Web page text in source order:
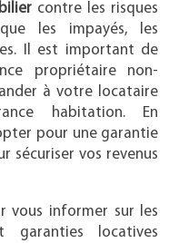
contre les risques
les impayés, les
Il est important de
propriétaire non-
à votre locataire
habitation. En
pour une garantie
sécuriser vos revenus
vous informer sur les
garanties locatives